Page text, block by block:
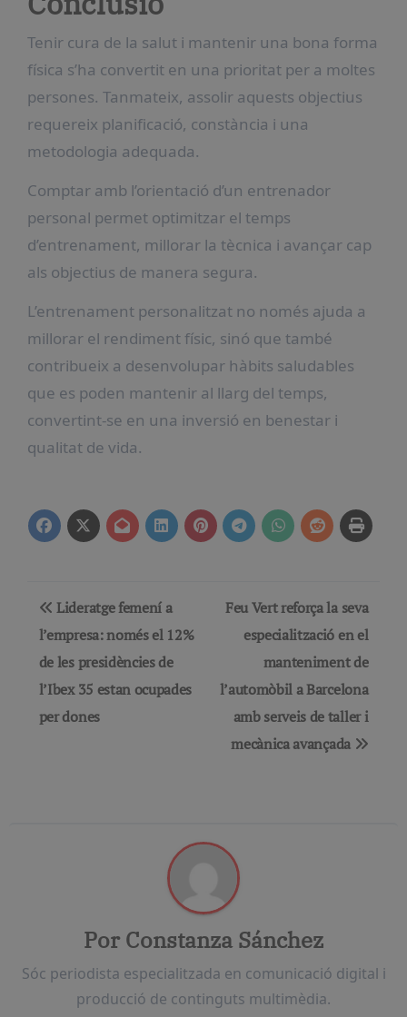
Tenir cura de la salut i mantenir una bona forma
física s’ha convertit en una prioritat per a moltes
persones. Tanmateix, assolir aquests objectius
requereix planificació, constància i una
metodologia adequada.
Comptar amb l’orientació d’un entrenador
personal permet optimitzar el temps
d’entrenament, millorar la tècnica i avançar cap
als objectius de manera segura.
L’entrenament personalitzat no només ajuda a
millorar el rendiment físic, sinó que també
contribueix a desenvolupar hàbits saludables
que es poden mantenir al llarg del temps,
convertint-se en una inversió en benestar i
qualitat de vida.
Navegación
de
entradas
Lideratge femení a
l’empresa: només el 12%
de les presidències de
l’Ibex 35 estan ocupades
per dones
Feu Vert reforça la seva
especialització en el
manteniment de
l’automòbil a Barcelona
amb serveis de taller i
mecànica avançada
Por Constanza Sánchez
Sóc periodista especialitzada en comunicació digital i
producció de continguts multimèdia.